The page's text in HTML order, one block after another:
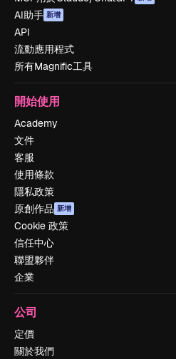
AI助手 新增
API
流動應用程式
所有Magnific工具
開始使用
Academy
文件
客服
使用條款
隱私政策
原創作品 新增
Cookie 政策
信任中心
聯盟夥伴
企業
公司
定價
關於我們